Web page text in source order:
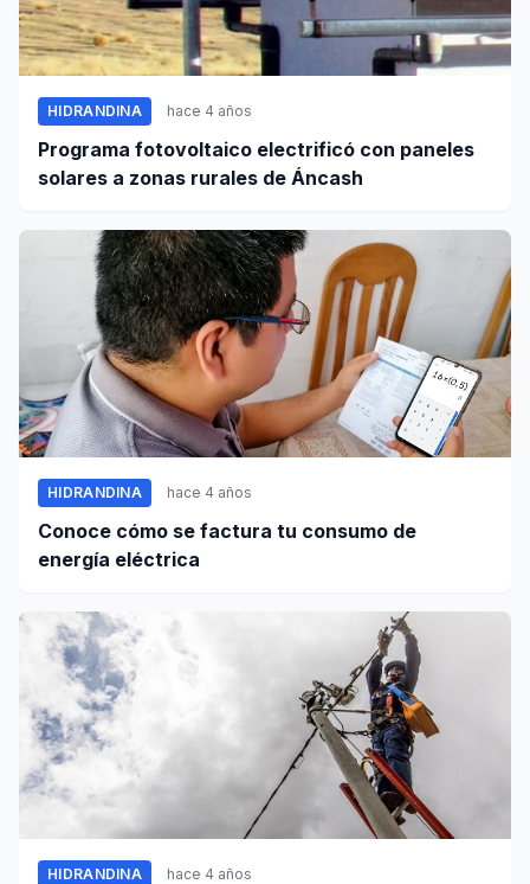
HIDRANDINA hace 4 años
Programa fotovoltaico electrificó con paneles
solares a zonas rurales de Áncash
HIDRANDINA hace 4 años
Conoce cómo se factura tu consumo de
energía eléctrica
HIDRANDINA hace 4 años